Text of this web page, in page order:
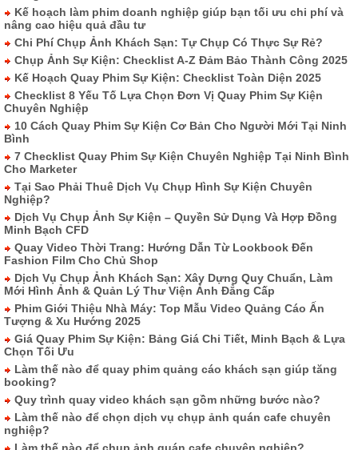
Kế hoạch làm phim doanh nghiệp giúp bạn tối ưu chi phí và
nâng cao hiệu quả đầu tư
Chi Phí Chụp Ảnh Khách Sạn: Tự Chụp Có Thực Sự Rẻ?
Chụp Ảnh Sự Kiện: Checklist A-Z Đảm Bảo Thành Công 2025
Kế Hoạch Quay Phim Sự Kiện: Checklist Toàn Diện 2025
Checklist 8 Yếu Tố Lựa Chọn Đơn Vị Quay Phim Sự Kiện
Chuyên Nghiệp
10 Cách Quay Phim Sự Kiện Cơ Bản Cho Người Mới Tại Ninh
Bình
7 Checklist Quay Phim Sự Kiện Chuyên Nghiệp Tại Ninh Bình
Cho Marketer
Tại Sao Phải Thuê Dịch Vụ Chụp Hình Sự Kiện Chuyên
Nghiệp?
Dịch Vụ Chụp Ảnh Sự Kiện – Quyền Sử Dụng Và Hợp Đồng
Minh Bạch CFD
Quay Video Thời Trang: Hướng Dẫn Từ Lookbook Đến
Fashion Film Cho Chủ Shop
Dịch Vụ Chụp Ảnh Khách Sạn: Xây Dựng Quy Chuẩn, Làm
Mới Hình Ảnh & Quản Lý Thư Viện Ảnh Đẳng Cấp
Phim Giới Thiệu Nhà Máy: Top Mẫu Video Quảng Cáo Ấn
Tượng & Xu Hướng 2025
Giá Quay Phim Sự Kiện: Bảng Giá Chi Tiết, Minh Bạch & Lựa
Chọn Tối Ưu
Làm thế nào để quay phim quảng cáo khách sạn giúp tăng
booking?
Quy trình quay video khách sạn gồm những bước nào?
Làm thế nào để chọn dịch vụ chụp ảnh quán cafe chuyên
nghiệp?